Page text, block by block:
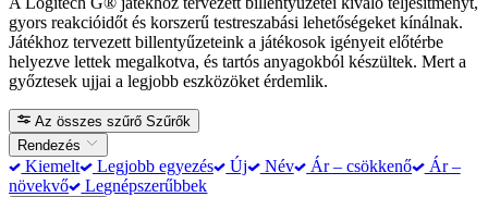
gyors reakcióidőt és korszerű testreszabási lehetőségeket kínálnak.
Játékhoz tervezett billentyűzeteink a játékosok igényeit előtérbe
helyezve lettek megalkotva, és tartós anyagokból készültek. Mert a
győztesek ujjai a legjobb eszközöket érdemlik.
Az összes szűrő Szűrők
Rendezés
Kiemelt Legjobb egyezés Új Név Ár – csökkenő
Ár –
növekvő
Legnépszerűbbek